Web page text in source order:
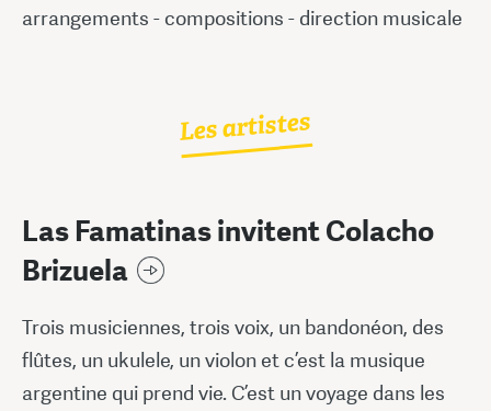
arrangements - compositions - direction musicale
Les artistes
Las Famatinas invitent Colacho
Brizuela
Trois musiciennes, trois voix, un bandonéon, des
flûtes, un ukulele, un violon et c’est la musique
argentine qui prend vie. C’est un voyage dans les